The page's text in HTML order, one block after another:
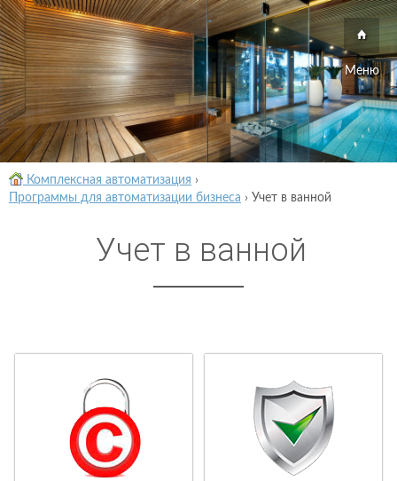
Меню
Комплексная автоматизация ›
Программы для автоматизации бизнеса › Учет в ванной
Учет в ванной